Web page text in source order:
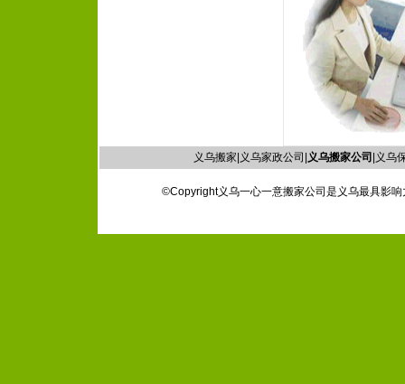
义乌搬家|义乌家政公司| 义乌搬家公司 |义乌
©Copyright义乌一心一意搬家公司是义乌最具影响